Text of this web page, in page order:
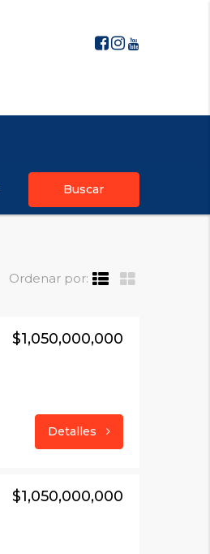
Buscar
Ordenar por:
$1,050,000,000
Detalles
$1,050,000,000